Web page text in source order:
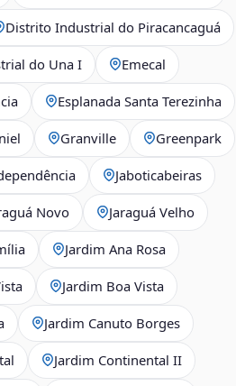
Distrito Industrial do Piracancaguá
do Una I Emecal
Esplanada Santa Terezinha
Granville Greenpark
Jaboticabeiras
Novo Jaraguá Velho
Jardim Ana Rosa
Jardim Boa Vista
Jardim Canuto Borges
Jardim Continental II